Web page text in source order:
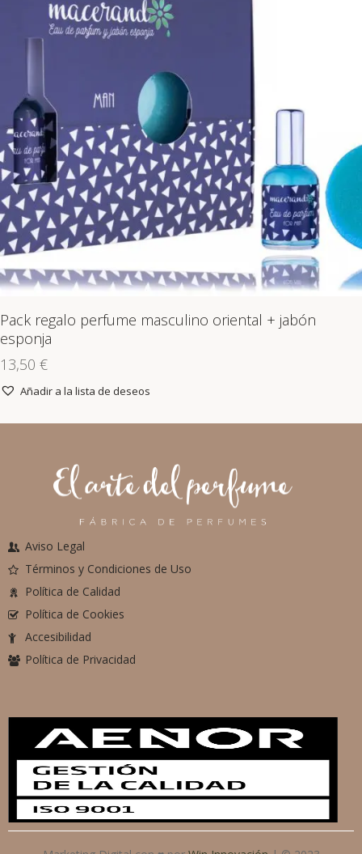
Pack regalo perfume masculino oriental + jabón
esponja
13,50 €
Añadir a la lista de deseos
Aviso Legal
Términos y Condiciones de Uso
Política de Calidad
Política de Cookies
Accesibilidad
Política de Privacidad